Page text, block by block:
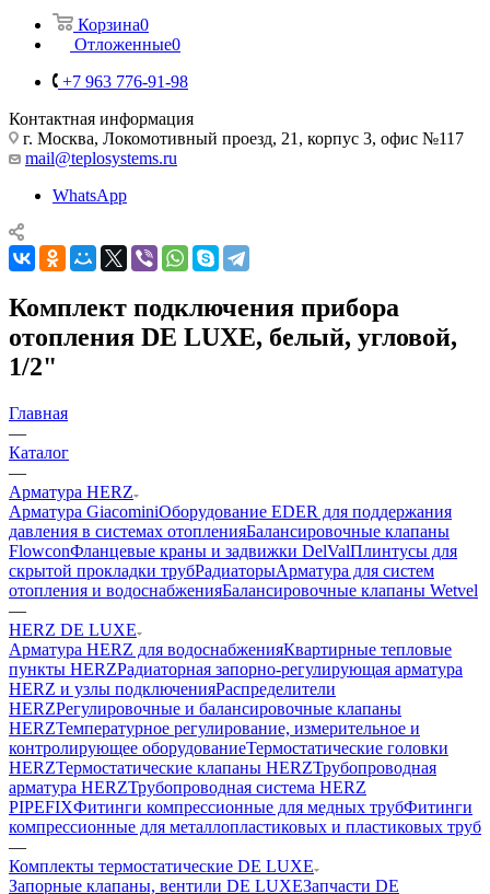
Корзина0
Отложенные0
+7 963 776-91-98
Контактная информация
г. Москва, Локомотивный проезд, 21, корпус 3, офис №117
mail@teplosystems.ru
WhatsApp
Комплект подключения прибора
отопления DE LUXE, белый, угловой,
1/2"
Главная
—
Каталог
—
Арматура HERZ
Арматура GiacominiОборудование EDER для поддержания
давления в системах отопленияБалансировочные клапаны
FlowconФланцевые краны и задвижки DelValПлинтусы для
скрытой прокладки трубРадиаторыАрматура для систем
отопления и водоснабженияБалансировочные клапаны Wetvel
—
HERZ DE LUXE
Арматура HERZ для водоснабженияКвартирные тепловые
пункты HERZРадиаторная запорно-регулирующая арматура
HERZ и узлы подключенияРаспределители
HERZРегулировочные и балансировочные клапаны
HERZТемпературное регулирование, измерительное и
контролирующее оборудованиеТермостатические головки
HERZТермостатические клапаны HERZТрубопроводная
арматура HERZТрубопроводная система HERZ
PIPEFIXФитинги компрессионные для медных трубФитинги
компрессионные для металлопластиковых и пластиковых труб
—
Комплекты термостатические DE LUXE
Запорные клапаны, вентили DE LUXEЗапчасти DE